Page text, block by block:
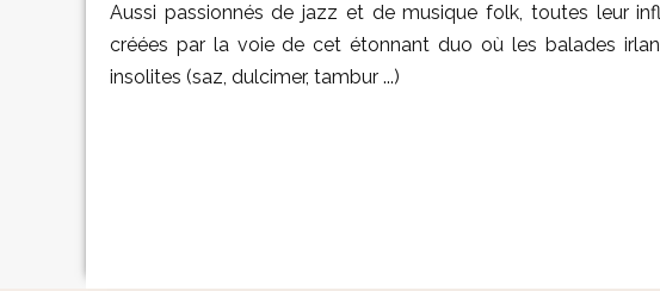
Aussi passionnés de jazz et de musique folk, toutes leur
créées par la voie de cet étonnant duo où les balades
insolites (saz, dulcimer, tambur ...)